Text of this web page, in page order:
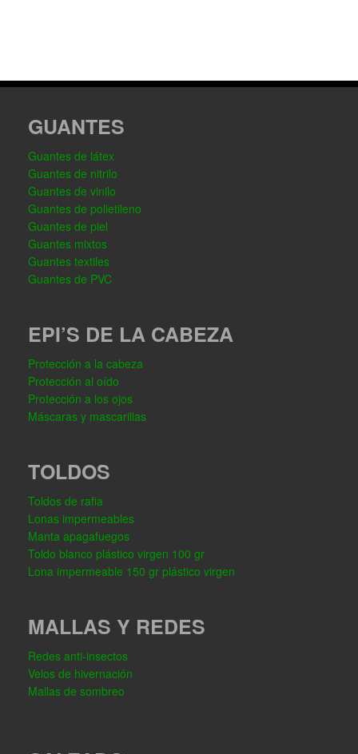
GUANTES
Guantes de látex
Guantes de nitrilo
Guantes de vinilo
Guantes de polietileno
Guantes de piel
Guantes mixtos
Guantes textiles
Guantes de PVC
EPI’S DE LA CABEZA
Protección a la cabeza
Protección al oído
Protección a los ojos
Máscaras y mascarillas
TOLDOS
Toldos de rafia
Lonas impermeables
Manta apagafuegos
Toldo blanco plástico virgen 100 gr
Lona impermeable 150 gr plástico virgen
MALLAS Y REDES
Redes anti-insectos
Velos de hivernación
Mallas de sombreo